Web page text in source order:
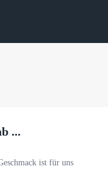
...
ist für uns